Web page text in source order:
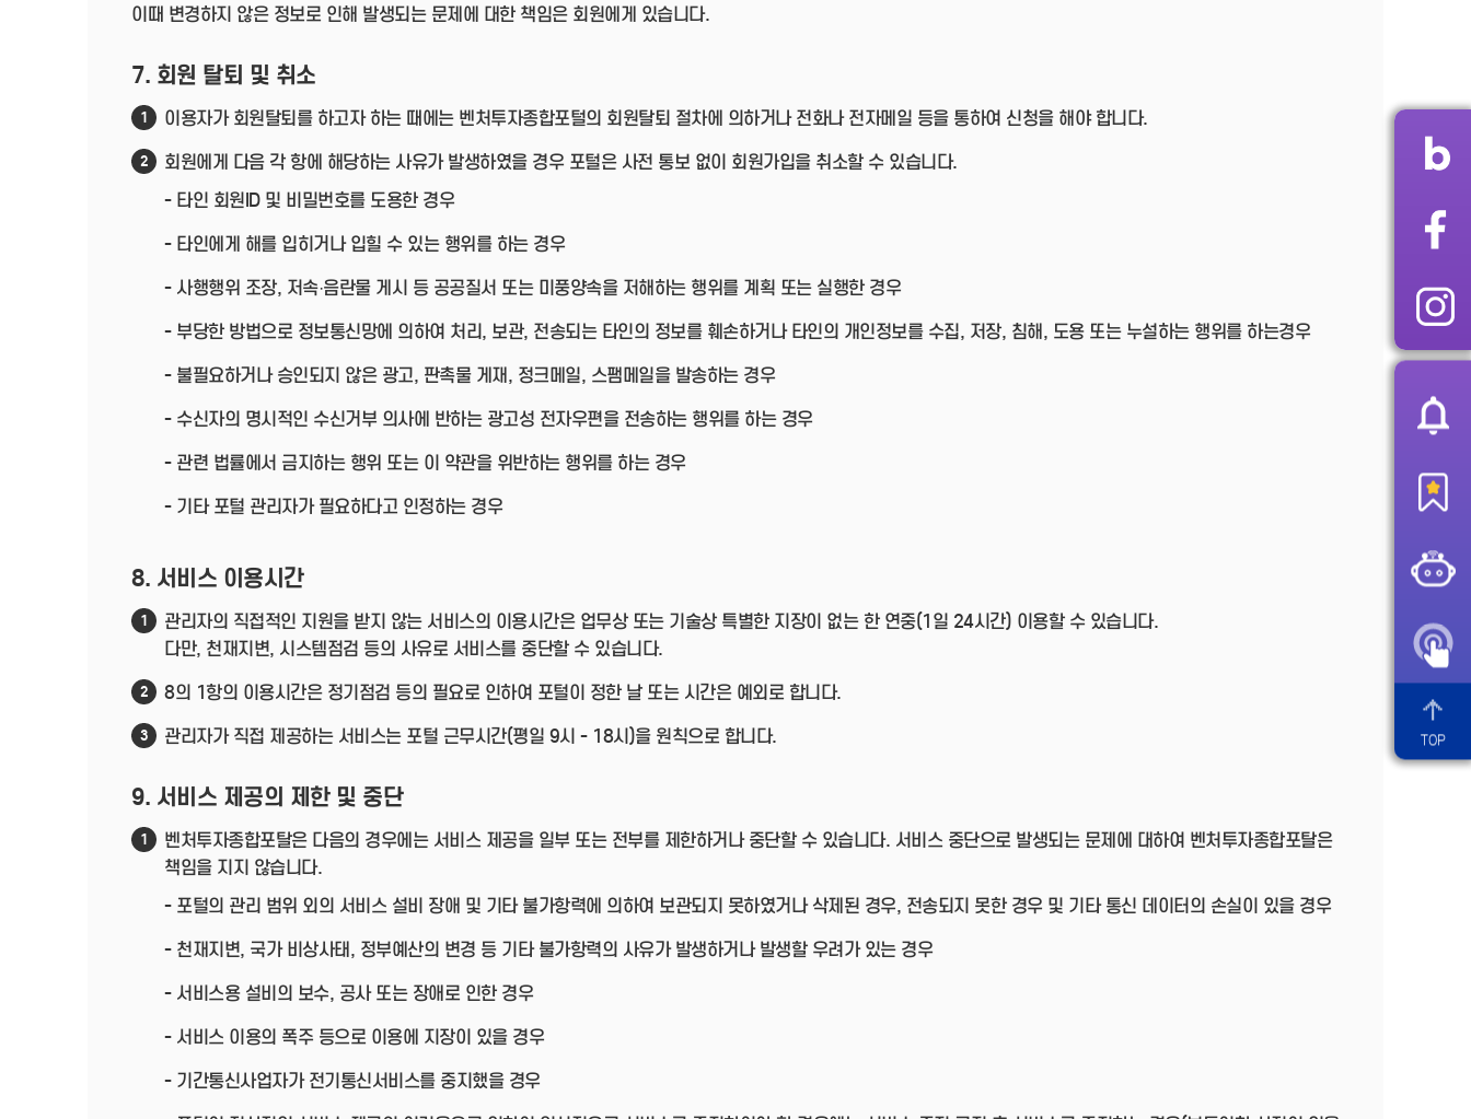
TOP
이때 변경하지 않은 정보로 인해 발생되는 문제에 대한 책임은 회원에게 있습니다.
7. 회원 탈퇴 및 취소
1 이용자가 회원탈퇴를 하고자 하는 때에는 벤처투자종합포털의 회원탈퇴 절차에 의하거나 전화나 전자메일 등을 통하여 신청을 해야 합니다.
2
회원에게 다음 각 항에 해당하는 사유가 발생하였을 경우 포털은 사전 통보 없이 회원가입을 취소할 수 있습니다.
- 타인 회원ID 및 비밀번호를 도용한 경우
- 타인에게 해를 입히거나 입힐 수 있는 행위를 하는 경우
- 사행행위 조장, 저속·음란물 게시 등 공공질서 또는 미풍양속을 저해하는 행위를 계획 또는 실행한 경우
- 부당한 방법으로 정보통신망에 의하여 처리, 보관, 전송되는 타인의 정보를 훼손하거나 타인의 개인정보를 수집, 저장, 침해, 도용 또는 누설하는 행위를 하는경우
- 불필요하거나 승인되지 않은 광고, 판촉물 게재, 정크메일, 스팸메일을 발송하는 경우
- 수신자의 명시적인 수신거부 의사에 반하는 광고성 전자우편을 전송하는 행위를 하는 경우
- 관련 법률에서 금지하는 행위 또는 이 약관을 위반하는 행위를 하는 경우
- 기타 포털 관리자가 필요하다고 인정하는 경우
8. 서비스 이용시간
1
관리자의 직접적인 지원을 받지 않는 서비스의 이용시간은 업무상 또는 기술상 특별한 지장이 없는 한 연중(1일 24시간) 이용할 수 있습니다.
다만, 천재지변, 시스템점검 등의 사유로 서비스를 중단할 수 있습니다.
2 8의 1항의 이용시간은 정기점검 등의 필요로 인하여 포털이 정한 날 또는 시간은 예외로 합니다.
3 관리자가 직접 제공하는 서비스는 포털 근무시간(평일 9시 - 18시)을 원칙으로 합니다.
9. 서비스 제공의 제한 및 중단
1
벤처투자종합포탈은 다음의 경우에는 서비스 제공을 일부 또는 전부를 제한하거나 중단할 수 있습니다. 서비스 중단으로 발생되는 문제에 대하여 벤처투자종합포탈은
책임을 지지 않습니다.
- 포털의 관리 범위 외의 서비스 설비 장애 및 기타 불가항력에 의하여 보관되지 못하였거나 삭제된 경우, 전송되지 못한 경우 및 기타 통신 데이터의 손실이 있을 경우
- 천재지변, 국가 비상사태, 정부예산의 변경 등 기타 불가항력의 사유가 발생하거나 발생할 우려가 있는 경우
- 서비스용 설비의 보수, 공사 또는 장애로 인한 경우
- 서비스 이용의 폭주 등으로 이용에 지장이 있을 경우
- 기간통신사업자가 전기통신서비스를 중지했을 경우